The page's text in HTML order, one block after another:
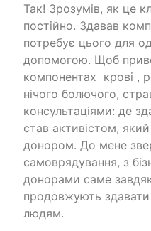
Так! Зрозумів, як це
постійно. Здавав
потребує цього для
допомогою. Щоб
компонентах крові ,
нічого болючого,
консультаціями: де
став активістом,
донором. До мене
самоврядування, з
донорами саме
продовжують
людям.